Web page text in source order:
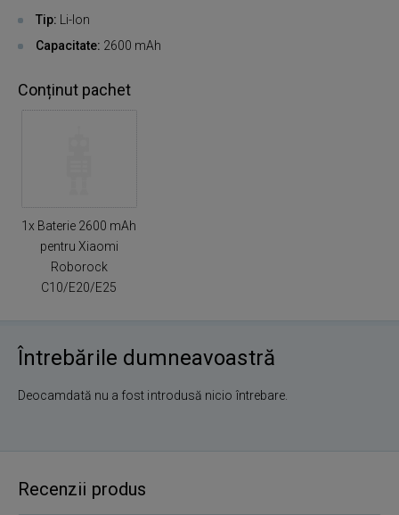
Tip: Li-Ion
Capacitate: 2600 mAh
Conținut pachet
1x Baterie 2600 mAh
pentru Xiaomi
Roborock
C10/E20/E25
Întrebările dumneavoastră
Deocamdată nu a fost introdusă nicio întrebare.
Recenzii produs